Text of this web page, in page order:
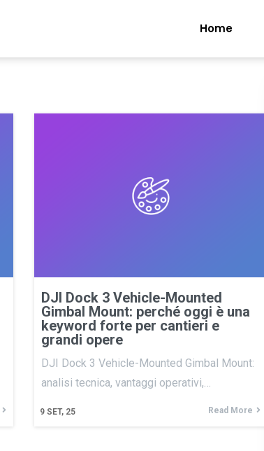
Home
DJI Dock 3 Vehicle-Mounted
Gimbal Mount: perché oggi è una
keyword forte per cantieri e
grandi opere
9 SET, 25
DJI Dock 3 Vehicle-Mounted Gimbal Mount:
analisi tecnica, vantaggi operativi,…
Read More